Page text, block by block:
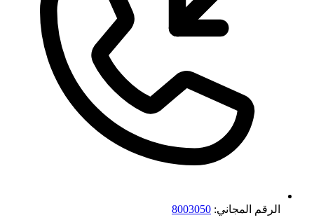
الرقم المجاني: 8003050